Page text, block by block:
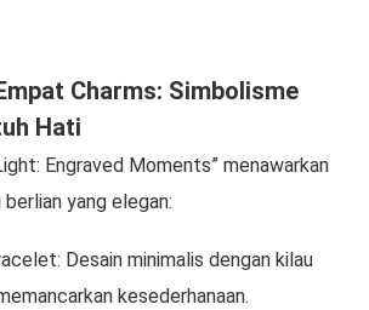
Charms: Simbolisme
Hati
Engraved Moments” menawarkan
yang elegan:
Desain minimalis dengan kilau
kesederhanaan.